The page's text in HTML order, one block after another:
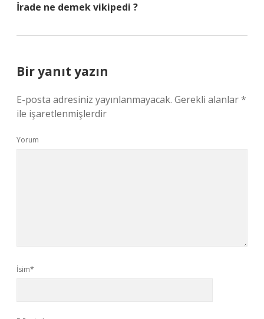
İrade ne demek vikipedi ?
Bir yanıt yazın
E-posta adresiniz yayınlanmayacak. Gerekli alanlar*
ile işaretlenmişlerdir
Yorum
İsim*